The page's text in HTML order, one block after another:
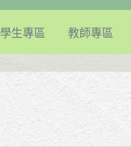
學生專區 教師專區